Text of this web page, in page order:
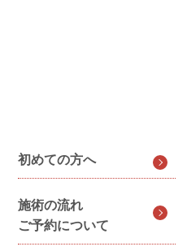
初めての方へ
施術の流れ
ご予約について